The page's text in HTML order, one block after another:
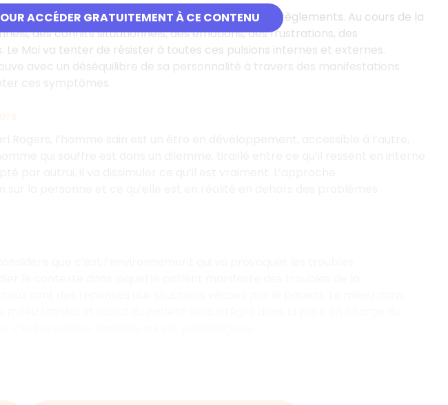
ACCÉDER GRATUITEMENT À CE CONTENU
aider à comprendre la psyché humaine et ses dérèglements. Au cours de la
des conflits situationnels, des émotions, des frustrations, des
Moi va tenter de résister à toutes ces pulsions internes et externes.
avec un déséquilibre de sa personnalité à travers des manifestations